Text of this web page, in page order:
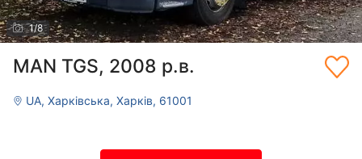
1/8
MAN TGS, 2008 р.в.
UA, Харківська, Харків, 61001